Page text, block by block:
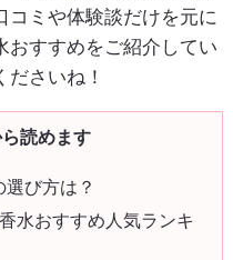
コミや体験談だけを元に
おすすめをご紹介してい
さいね！
読めます
選び方は？
水おすすめ人気ランキ